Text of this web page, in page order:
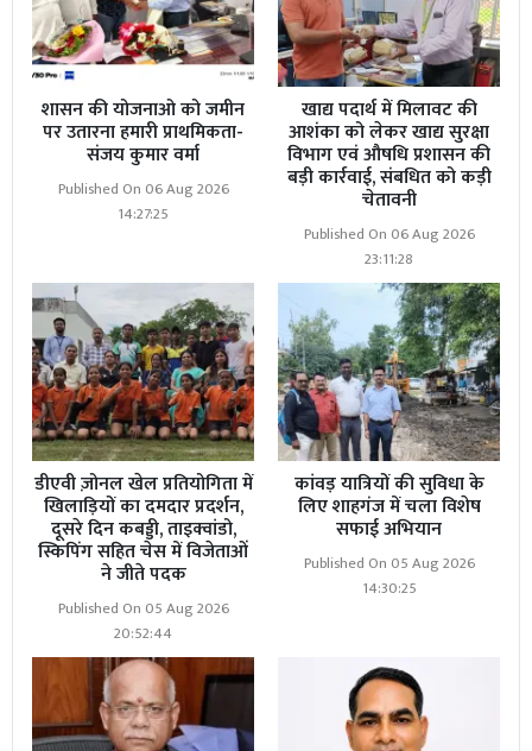
शासन की योजनाओ को जमीन
पर उतारना हमारी प्राथमिकता-
संजय कुमार वर्मा
Published On 06 Aug 2026
14:27:25
खाद्य पदार्थ में मिलावट की
आशंका को लेकर खाद्य सुरक्षा
विभाग एवं औषधि प्रशासन की
बड़ी कार्रवाई, संबधित को कड़ी
चेतावनी
Published On 06 Aug 2026
23:11:28
डीएवी ज़ोनल खेल प्रतियोगिता में
खिलाड़ियों का दमदार प्रदर्शन,
दूसरे दिन कबड्डी, ताइक्वांडो,
स्किपिंग सहित चेस में विजेताओं
ने जीते पदक
Published On 05 Aug 2026
20:52:44
कांवड़ यात्रियों की सुविधा के
लिए शाहगंज में चला विशेष
सफाई अभियान
Published On 05 Aug 2026
14:30:25